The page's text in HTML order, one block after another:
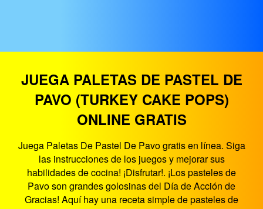
JUEGA PALETAS DE PASTEL DE
PAVO (TURKEY CAKE POPS)
ONLINE GRATIS
Juega Paletas De Pastel De Pavo gratis en línea. Siga
las instrucciones de los juegos y mejorar sus
habilidades de cocina! ¡Disfrutar!. ¡Los pasteles de
Pavo son grandes golosinas del Día de Acción de
Gracias! Aquí hay una receta simple de pasteles de